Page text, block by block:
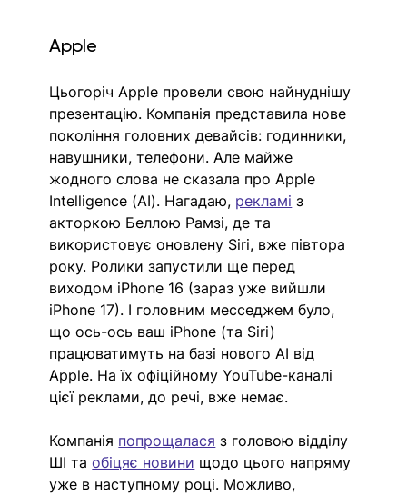
Apple
Цьогоріч Apple провели свою найнуднішу
презентацію. Компанія представила нове
покоління головних девайсів: годинники,
навушники, телефони. Але майже
жодного слова не сказала про Apple
Intelligence (АІ). Нагадаю, рекламі з
акторкою Беллою Рамзі, де та
використовує оновлену Siri, вже півтора
року. Ролики запустили ще перед
виходом iPhone 16 (зараз уже вийшли
iPhone 17). І головним месседжем було,
що ось-ось ваш iPhone (та Siri)
працюватимуть на базі нового АІ від
Apple. На їх офіційному YouTube-каналі
цієї реклами, до речі, вже немає.
Компанія попрощалася з головою відділу
ШІ та обіцяє новини щодо цього напряму
уже в наступному році. Можливо,